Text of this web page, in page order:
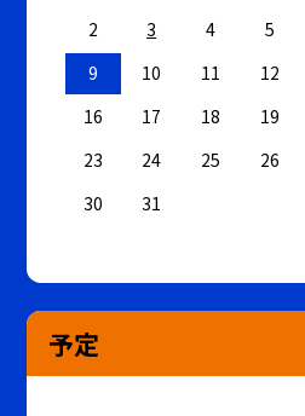
2
3 4 5
9
10 11 12
16
17 18 19
23
24 25 26
30
31
予定